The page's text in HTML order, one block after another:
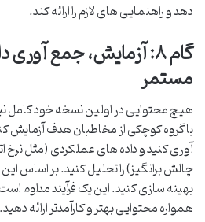
دهد و راهنمایی های لازم را ارائه کند.
گام ۸: آزمایش، جمع
مستمر
هیچ محتوایی در اولین نسخه خود کامل
با گروه کوچکی از مخاطبان هدف آزمایش
آوری کنید و داده های عملکردی (مثل نرخ
چالش برانگیز) را تحلیل کنید. بر اساس
بهینه سازی کنید. این یک فرآیند مداوم
همواره محتوایی بهتر و کارآمدتر ارائه دهید.